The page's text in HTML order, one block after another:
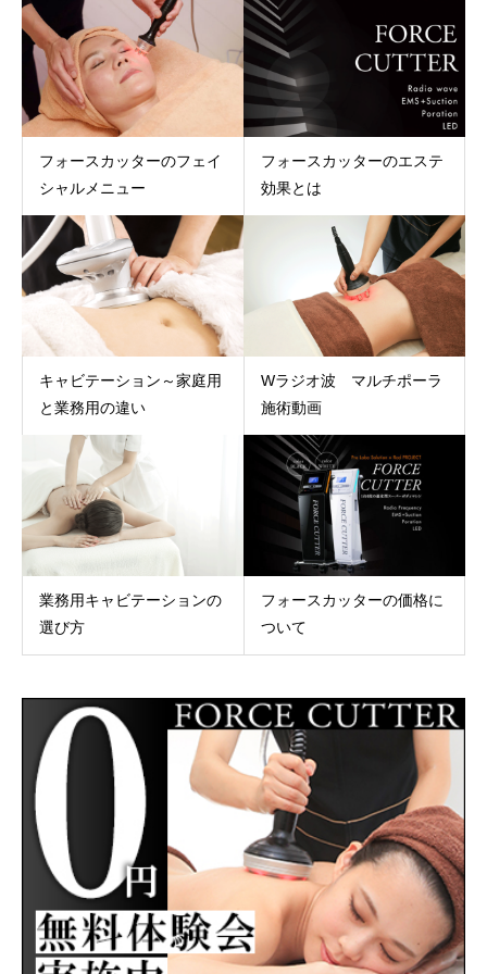
フォースカッターのフェイ
シャルメニュー
フォースカッターのエステ
効果とは
キャビテーション～家庭用
と業務用の違い
Wラジオ波 マルチポーラ
施術動画
業務用キャビテーションの
選び方
フォースカッターの価格に
ついて